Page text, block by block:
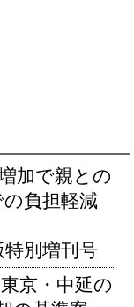
加で親との
負担軽減
特別増刊号
京・中延の